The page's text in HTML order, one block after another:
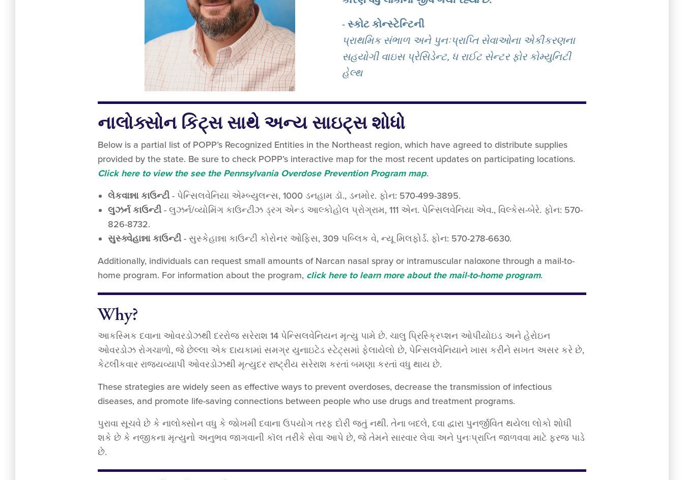
- સ્કોટ કોન્સ્ટેન્ટિની
પ્રાથમિક સંભાળ અને પુનઃપ્રાપ્તિ સેવાઓના એકીકરણના
સહયોગી વાઇસ પ્રેસિડેન્ટ, ધ રાઈટ સેન્ટર ફોર કોમ્યુનિટી
હેલ્થ
નાલોક્સોન કિટ્સ સાથે અન્ય સાઇટ્સ શોધો
Below is a partial list of POPP’s Recognized Entities in the Northeast region, which have agreed to distribute supplies
provided by the state. Be sure to check POPP’s interactive map for the most recent updates on participating locations.
Click here to view the see the Pennsylvania Overdose Prevention Program map.
લેકવાન્ના કાઉન્ટી - પેન્સિલવેનિયા એમ્બ્યુલન્સ, 1000 ડનહામ ડૉ., ડનમોર. ફોન: 570-499-3895.
લુઝર્ન કાઉન્ટી - લુઝર્ન/વ્યોમિંગ કાઉન્ટીઝ ડ્રગ એન્ડ આલ્કોહોલ પ્રોગ્રામ, 111 એન. પેન્સિલવેનિયા એવ., વિલ્કેસ-બેરે. ફોન: 570-
826-8732.
સુસ્ક્વેહાન્ના કાઉન્ટી - સુસ્કેહાન્ના કાઉન્ટી કોરોનર ઓફિસ, 309 પબ્લિક વે, ન્યૂ મિલફોર્ડ. ફોન: 570-278-6630.
Additionally, individuals can request small amounts of Narcan nasal spray or intramuscular naloxone through a mail-to-
home program. For information about the program, click here to learn more about the mail-to-home program.
Why?
આકસ્મિક દવાના ઓવરડોઝથી દરરોજ સરેરાશ 14 પેન્સિલવેનિયન મૃત્યુ પામે છે. ચાલુ પ્રિસ્ક્રિપ્શન ઓપીયોઇડ અને હેરોઇન
ઓવરડોઝ રોગચાળો, જે છેલ્લા એક દાયકામાં સમગ્ર યુનાઇટેડ સ્ટેટ્સમાં ફેલાયેલો છે, પેન્સિલવેનિયાને ખાસ કરીને સખત અસર કરે છે,
કેટલીકવાર રાજ્યવ્યાપી ઓવરડોઝથી મૃત્યુદર રાષ્ટ્રીય સરેરાશ કરતાં બમણા કરતાં વધુ થાય છે.
These strategies are widely seen as effective ways to prevent overdoses, decrease the transmission of infectious
diseases, and promote life-saving connections between people who use drugs and treatment programs.
પુરાવા સૂચવે છે કે નાલોક્સોન વધુ કે જોખમી દવાના ઉપયોગ તરફ દોરી જતું નથી. તેના બદલે, દવા દ્વારા પુનર્જીવિત થયેલા લોકો શોધી
શકે છે કે નજીકના મૃત્યુનો અનુભવ જાગવાની કૉલ તરીકે સેવા આપે છે, જે તેમને સારવાર લેવા અને પુનઃપ્રાપ્તિ જાળવવા માટે ફરજ પાડે
છે.